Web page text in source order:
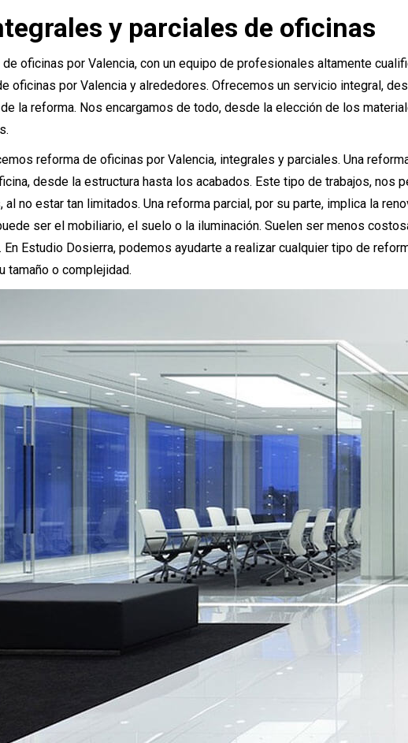
y parciales de oficinas
oficinas por Valencia, con un equipo de profesionales altamente
oficinas por Valencia y alrededores. Ofrecemos un servicio integral,
la reforma. Nos encargamos de todo, desde la elección de los
reforma de oficinas por Valencia, integrales y parciales. Una
desde la estructura hasta los acabados. Este tipo de trabajos, nos
no estar tan limitados. Una reforma parcial, por su parte, implica la
ser el mobiliario, el suelo o la iluminación. Suelen ser menos
Estudio Dosierra, podemos ayudarte a realizar cualquier tipo de
tamaño o complejidad.